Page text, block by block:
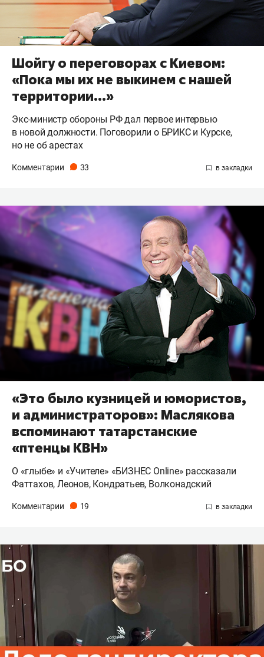
Шойгу о переговорах с Киевом:
«Пока мы их не выкинем с нашей
территории…»
Экс-министр обороны РФ дал первое интервью
в новой должности. Поговорили о БРИКС и Курске,
но не об арестах
Комментарии 33
«Это было кузницей и юмористов,
и администраторов»: Маслякова
вспоминают татарстанские
«птенцы КВН»
О «глыбе» и «Учителе» «БИЗНЕС Online» рассказали
Фаттахов, Леонов, Кондратьев, Волконадский
Комментарии 19